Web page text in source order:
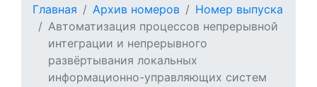
Главная Архив номеров
Номер выпуска
Автоматизация процессов непрерывной
интеграции и непрерывного
развёртывания локальных
информационно-управляющих систем